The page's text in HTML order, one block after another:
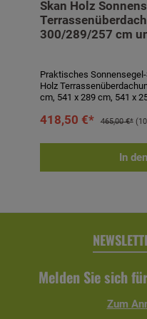
Skan Holz
300/289/257 cm
Praktisches
Holz
cm, 541 x 289 cm, 541 x
wasserabweisendem, 100
aus Seilspannsystem mit
Stoppern. Sonnensegel
418,50 €* 465,00 €*
In
Melden Sie sich
Zum